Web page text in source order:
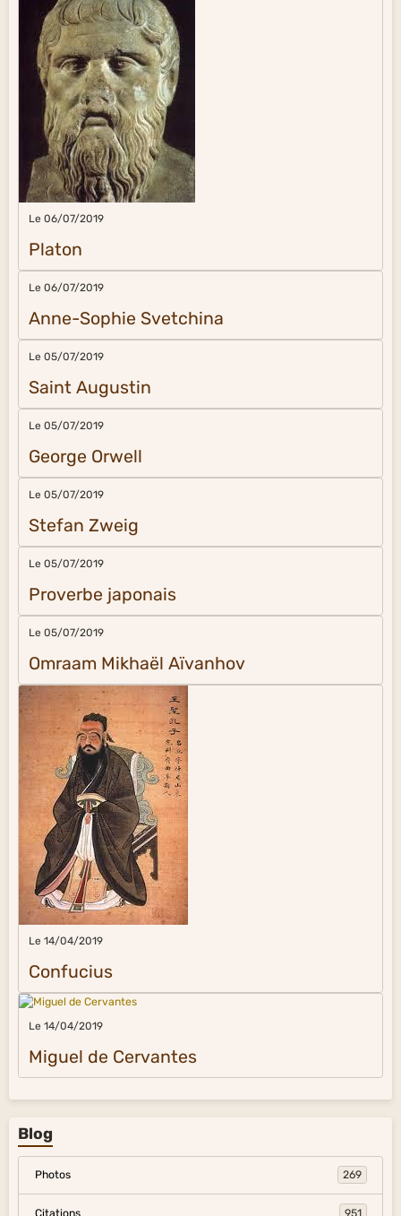
Le 06/07/2019
Platon
Le 06/07/2019
Anne-Sophie Svetchina
Le 05/07/2019
Saint Augustin
Le 05/07/2019
George Orwell
Le 05/07/2019
Stefan Zweig
Le 05/07/2019
Proverbe japonais
Le 05/07/2019
Omraam Mikhaël Aïvanhov
Le 14/04/2019
Confucius
Le 14/04/2019
Miguel de Cervantes
Blog
Photos 269
Citations 951